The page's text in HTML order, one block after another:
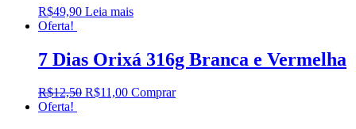
R$49,90 Leia mais
Oferta!
7 Dias Orixá 316g Branca e Vermelha
R$12,50 R$11,00 Comprar
Oferta!